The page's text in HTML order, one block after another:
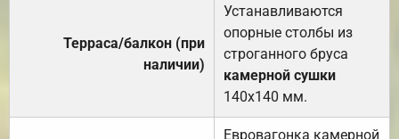
Терраса/балкон (при
наличии)
Устанавливаются
опорные столбы из
строганного бруса
камерной сушки
140х140 мм.
Евровагонка камерной